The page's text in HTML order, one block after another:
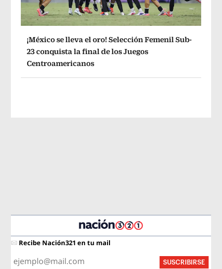
¡México se lleva el oro! Selección Femenil Sub-
23 conquista la final de los Juegos
Centroamericanos
Recibe Nación321 en tu mail
SUSCRIBIRSE